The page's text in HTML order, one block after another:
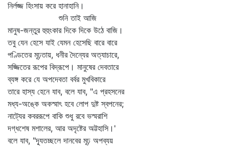
নির্লজ্জ হিংসায় করে হানাহানি।
শুনি তাই আজি
মানুষ-জন্তুর হুহুংকার দিকে দিকে উঠে বাজি।
তবু যেন হেসে যাই যেমন হেসেছি বারে বারে
পণ্ডিতের মূঢ়তায়, ধনীর দৈন্যের অত্যাচারে,
সজ্জিতের রূপের বিদ্রূপে। মানুষের দেবতারে
ব্যঙ্গ করে যে অপদেবতা বর্বর মুখবিকারে
তারে হাস্য হেনে যাব, বলে যাব, "এ প্রহসনের
মধ্য-অঙ্কে অকস্মাৎ হবে লোপ দুষ্ট স্বপনের;
নাট্যের কবররূপে বাকি শুধু রবে ভস্মরাশি
দগ্ধশেষ মশালের, আর অদৃষ্টের অট্টহাসি।'
বলে যাব, "দ্যূতচ্ছলে দানবের মূঢ় অপব্যয়